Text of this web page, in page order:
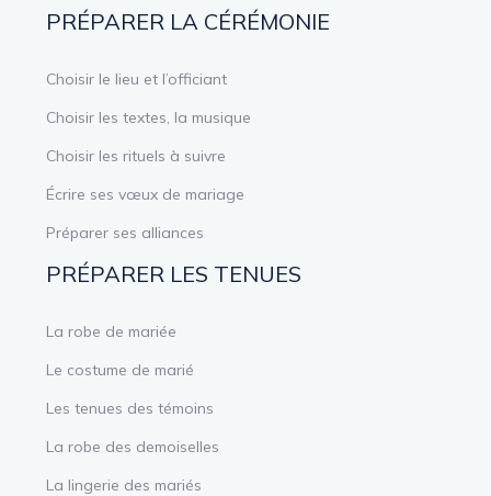
PRÉPARER LA CÉRÉMONIE
Choisir le lieu et l’officiant
Choisir les textes, la musique
Choisir les rituels à suivre
Écrire ses vœux de mariage
Préparer ses alliances
PRÉPARER LES TENUES
La robe de mariée
Le costume de marié
Les tenues des témoins
La robe des demoiselles
La lingerie des mariés